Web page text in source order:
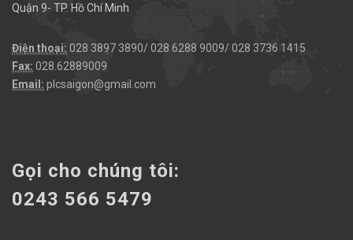
Quận 9- TP. Hồ Chí Minh
Điện thoại: 028 3897 3890/ 028 6288 9009/ 028 3736 1415
Fax: 028.62889009
Email: plcsaigon@gmail.com
Gọi cho chúng tôi:
0243 566 5479